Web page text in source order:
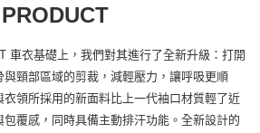
車衣基礎上，我們對其進行了全新升級：打開
頸部區域的剪裁，減輕壓力，讓呼吸更順
領所採用的新面料比上一代袖口材質輕了近
覆感，同時具備主動排汗功能。全新設計的